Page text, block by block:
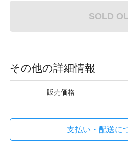
SOLD
その他の詳細情報
販売価格
支払い・配送に